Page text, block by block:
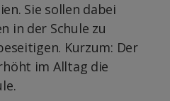
Sie sollen dabei
in der Schule zu
Kurzum: Der
im Alltag die